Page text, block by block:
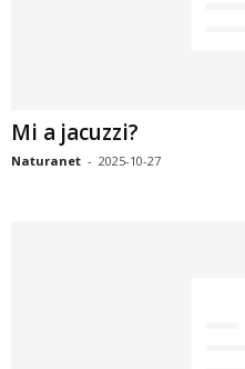
Mi a jacuzzi?
Naturanet - 2025-10-27